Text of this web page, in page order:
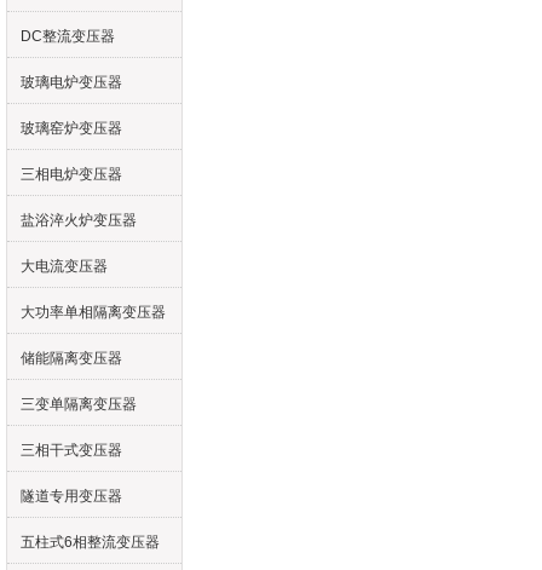
DC整流变压器
玻璃电炉变压器
玻璃窑炉变压器
三相电炉变压器
盐浴淬火炉变压器
大电流变压器
大功率单相隔离变压器
储能隔离变压器
三变单隔离变压器
三相干式变压器
隧道专用变压器
五柱式6相整流变压器